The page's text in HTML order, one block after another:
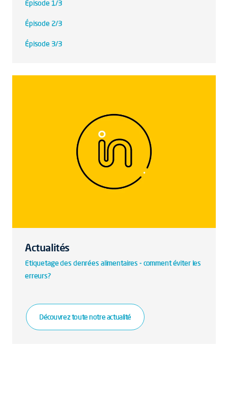
Épisode 1/3
Épisode 2/3
Épisode 3/3
Actualités
Etiquetage des denrées alimentaires - comment éviter les
erreurs?
Découvrez toute notre actualité